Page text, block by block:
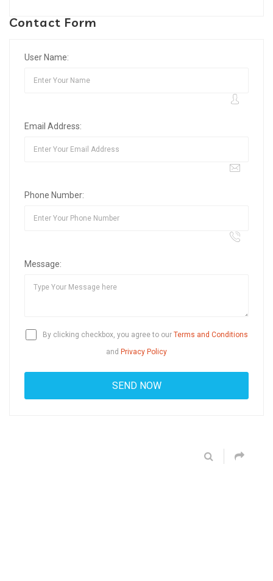
Contact Form
User Name:
Email Address:
Phone Number:
Message:
By clicking checkbox, you agree to our Terms and Conditions
and Privacy Policy